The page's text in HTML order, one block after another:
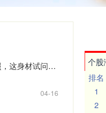
广盛配资APP下载 悉尼妹 Sydney Sweeney海上性感泳装美照，这身材试问哪一个男人顶得住#性感丰满迷人气质女人# #性感# #美女# #泳装# #SydneySweeney#
04-16
个股
排名
1
2